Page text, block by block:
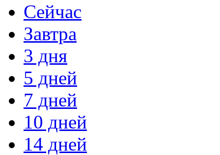
Сейчас
Завтра
3 дня
5 дней
7 дней
10 дней
14 дней